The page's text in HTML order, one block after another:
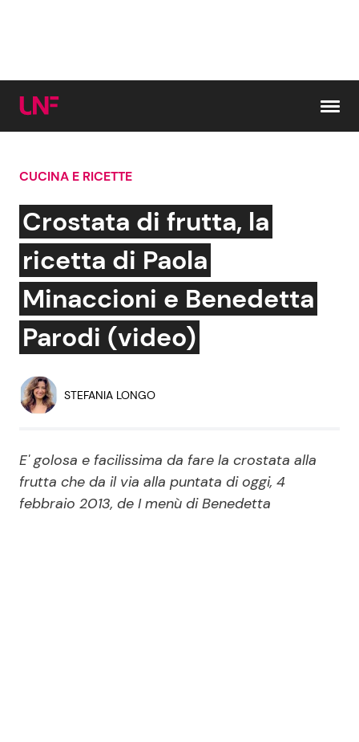
Cerca:
News e Cronaca
Attualità Italiana
Dal Mondo
Economia
Persone Scomparse
Politica
Gossip e TV
Bellezze VIP
Coppie VIP
Reality e Talent
Soap Opera
CUCINA E RICETTE
Crostata di frutta, la
ricetta di Paola
Minaccioni e Benedetta
Parodi (video)
STEFANIA LONGO
E' golosa e facilissima da fare la crostata alla
frutta che da il via alla puntata di oggi, 4
febbraio 2013, de I menù di Benedetta